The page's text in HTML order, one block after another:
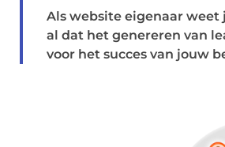
Als website eigenaar
al dat het genereren van
voor het succes van jouw